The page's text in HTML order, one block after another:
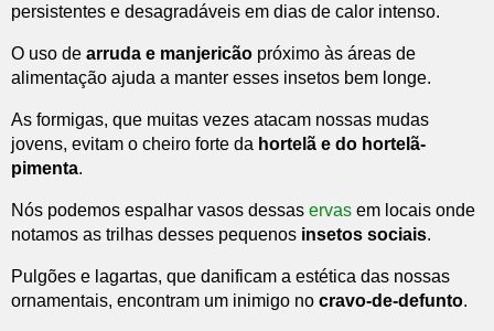
persistentes e desagradáveis em dias de calor intenso.
O uso de arruda e manjericão próximo às áreas de
alimentação ajuda a manter esses insetos bem longe.
As formigas, que muitas vezes atacam nossas mudas
jovens, evitam o cheiro forte da hortelã e do hortelã-
pimenta.
Nós podemos espalhar vasos dessas ervas em locais onde
notamos as trilhas desses pequenos insetos sociais.
Pulgões e lagartas, que danificam a estética das nossas
ornamentais, encontram um inimigo no cravo-de-defunto.